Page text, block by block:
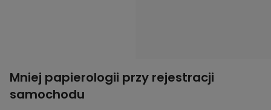
Mniej papierologii przy rejestracji
samochodu